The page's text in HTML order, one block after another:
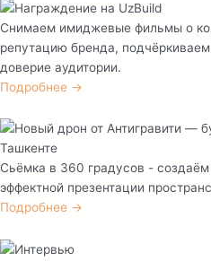
Снимаем имиджевые фильмы о
репутацию бренда,
доверие аудитории.
Подробнее →
Сьёмка в 360 градусов -
эффектной презентации
Подробнее →